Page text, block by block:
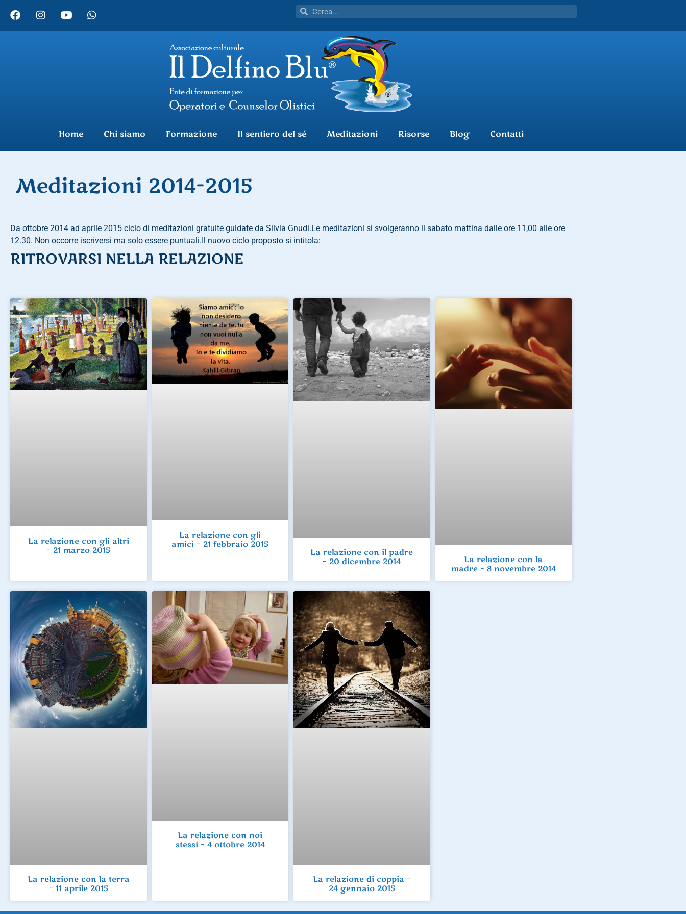
Home Chi siamo Formazione Il sentiero del sé Meditazioni Risorse Blog Contatti
Meditazioni 2014-2015
Da ottobre 2014 ad aprile 2015 ciclo di meditazioni gratuite guidate da Silvia Gnudi.Le meditazioni si svolgeranno il sabato mattina dalle ore 11,00 alle ore
12.30. Non occorre iscriversi ma solo essere puntuali.Il nuovo ciclo proposto si intitola:
RITROVARSI NELLA RELAZIONE
La relazione con gli altri
– 21 marzo 2015
La relazione con gli
amici – 21 febbraio 2015
La relazione con il padre
– 20 dicembre 2014
La relazione con la
madre – 8 novembre 2014
La relazione con la terra
– 11 aprile 2015
La relazione con noi
stessi – 4 ottobre 2014
La relazione di coppia –
24 gennaio 2015